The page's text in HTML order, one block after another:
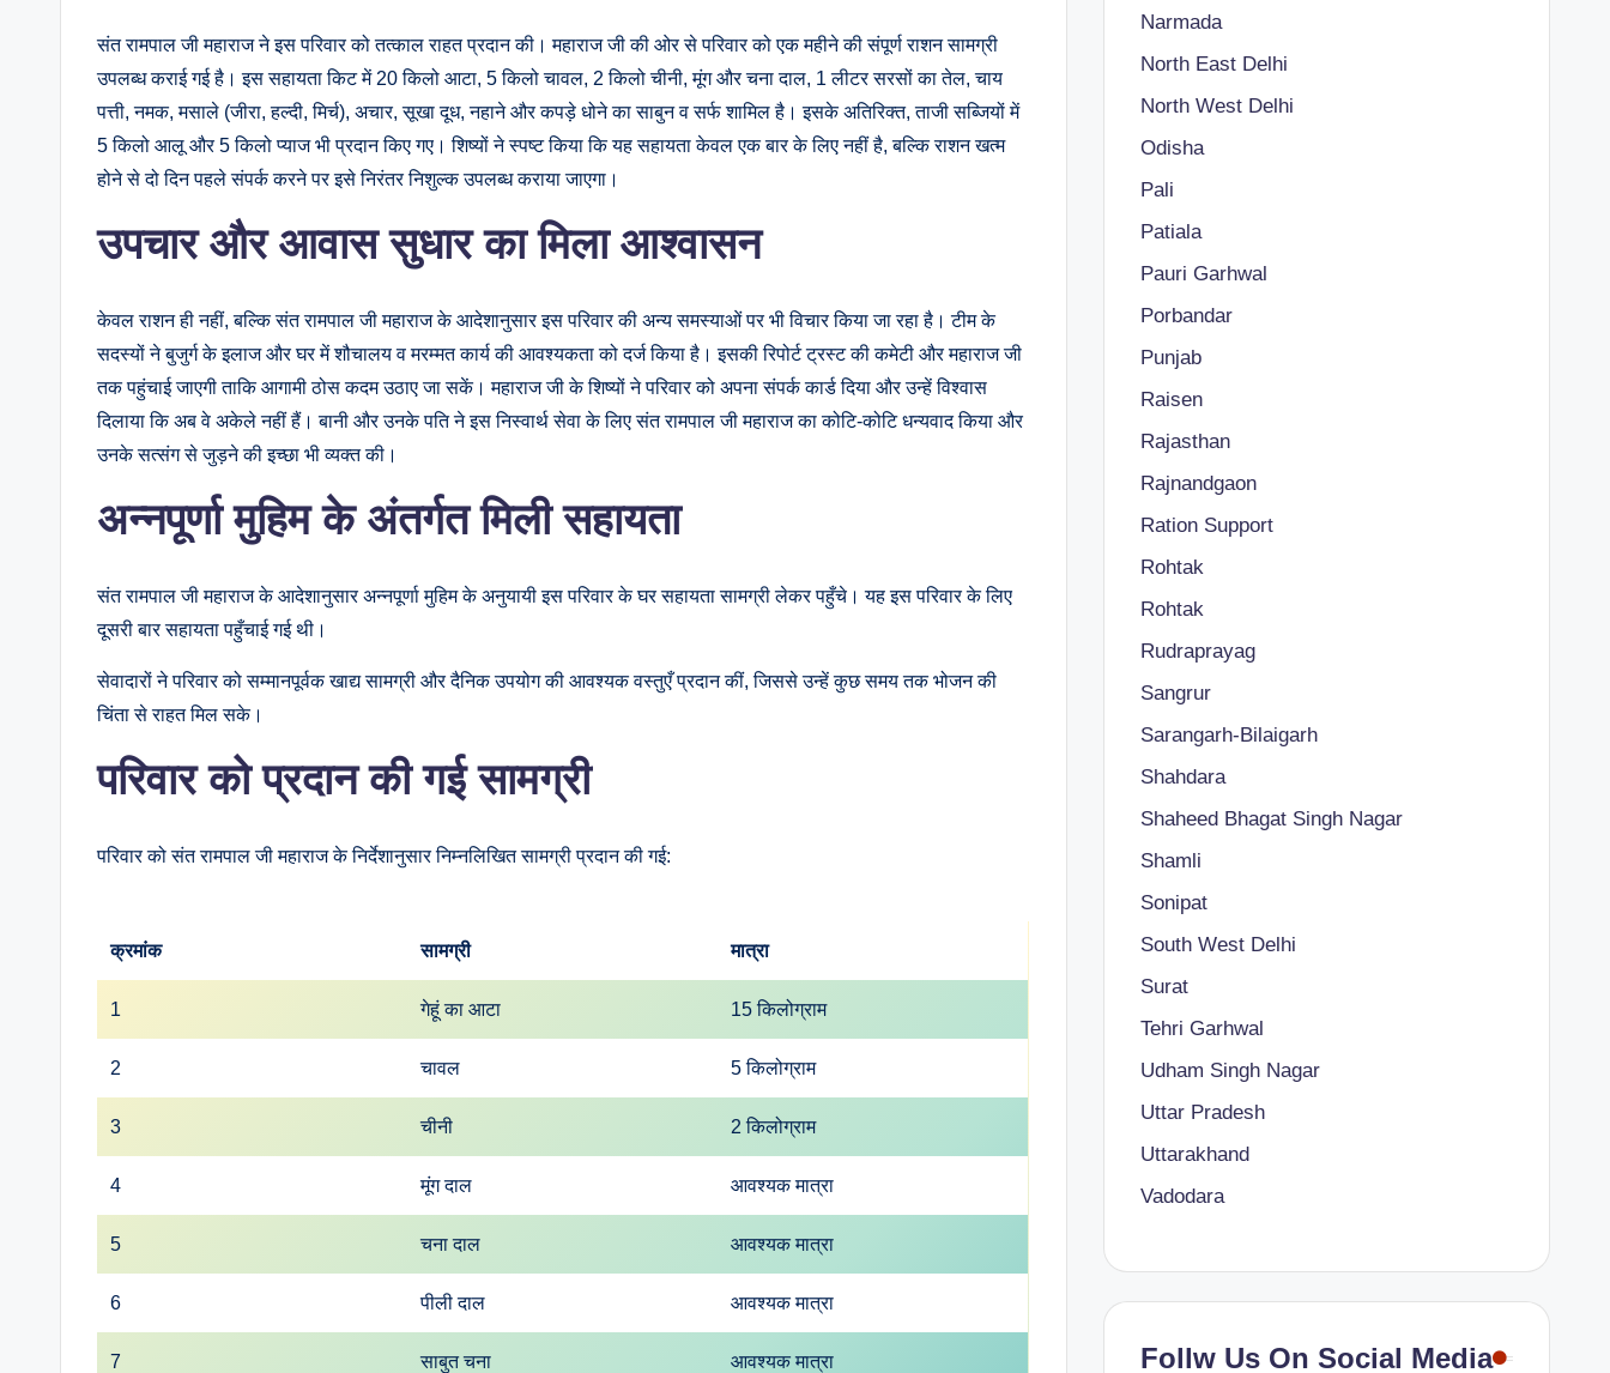
संत रामपाल जी महाराज ने इस परिवार को तत्काल राहत प्रदान की। महाराज जी की ओर से परिवार को एक महीने की संपूर्ण राशन सामग्री
उपलब्ध कराई गई है। इस सहायता किट में 20 किलो आटा, 5 किलो चावल, 2 किलो चीनी, मूंग और चना दाल, 1 लीटर सरसों का तेल, चाय
पत्ती, नमक, मसाले (जीरा, हल्दी, मिर्च), अचार, सूखा दूध, नहाने और कपड़े धोने का साबुन व सर्फ शामिल है। इसके अतिरिक्त, ताजी सब्जियों में
5 किलो आलू और 5 किलो प्याज भी प्रदान किए गए। शिष्यों ने स्पष्ट किया कि यह सहायता केवल एक बार के लिए नहीं है, बल्कि राशन खत्म
होने से दो दिन पहले संपर्क करने पर इसे निरंतर निशुल्क उपलब्ध कराया जाएगा।
उपचार और आवास सुधार का मिला आश्वासन
केवल राशन ही नहीं, बल्कि संत रामपाल जी महाराज के आदेशानुसार इस परिवार की अन्य समस्याओं पर भी विचार किया जा रहा है। टीम के
सदस्यों ने बुजुर्ग के इलाज और घर में शौचालय व मरम्मत कार्य की आवश्यकता को दर्ज किया है। इसकी रिपोर्ट ट्रस्ट की कमेटी और महाराज जी
तक पहुंचाई जाएगी ताकि आगामी ठोस कदम उठाए जा सकें। महाराज जी के शिष्यों ने परिवार को अपना संपर्क कार्ड दिया और उन्हें विश्वास
दिलाया कि अब वे अकेले नहीं हैं। बानी और उनके पति ने इस निस्वार्थ सेवा के लिए संत रामपाल जी महाराज का कोटि-कोटि धन्यवाद किया और
उनके सत्संग से जुड़ने की इच्छा भी व्यक्त की।
अन्नपूर्णा मुहिम के अंतर्गत मिली सहायता
संत रामपाल जी महाराज के आदेशानुसार अन्नपूर्णा मुहिम के अनुयायी इस परिवार के घर सहायता सामग्री लेकर पहुँचे। यह इस परिवार के लिए
दूसरी बार सहायता पहुँचाई गई थी।
सेवादारों ने परिवार को सम्मानपूर्वक खाद्य सामग्री और दैनिक उपयोग की आवश्यक वस्तुएँ प्रदान कीं, जिससे उन्हें कुछ समय तक भोजन की
चिंता से राहत मिल सके।
परिवार को प्रदान की गई सामग्री
परिवार को संत रामपाल जी महाराज के निर्देशानुसार निम्नलिखित सामग्री प्रदान की गई:
क्रमांक सामग्री मात्रा
1 गेहूं का आटा 15 किलोग्राम
2 चावल 5 किलोग्राम
3 चीनी 2 किलोग्राम
4 मूंग दाल आवश्यक मात्रा
5 चना दाल आवश्यक मात्रा
6 पीली दाल आवश्यक मात्रा
7 साबुत चना आवश्यक मात्रा
Narmada
North East Delhi
North West Delhi
Odisha
Pali
Patiala
Pauri Garhwal
Porbandar
Punjab
Raisen
Rajasthan
Rajnandgaon
Ration Support
Rohtak
Rohtak
Rudraprayag
Sangrur
Sarangarh-Bilaigarh
Shahdara
Shaheed Bhagat Singh Nagar
Shamli
Sonipat
South West Delhi
Surat
Tehri Garhwal
Udham Singh Nagar
Uttar Pradesh
Uttarakhand
Vadodara
Follw Us On Social Media